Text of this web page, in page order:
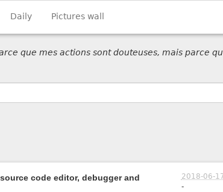
Daily Pictures wall
que mes actions sont douteuses, mais parce
code editor, debugger and
2018-06-
-